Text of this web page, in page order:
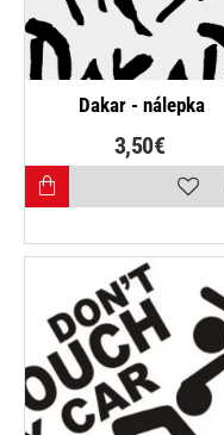
Dakar - nálepka
3,50€